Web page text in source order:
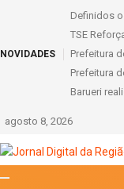
NOVIDADES
Definidos
TSE
Prefeitura
Prefeitura
Barueri
agosto 8, 2026